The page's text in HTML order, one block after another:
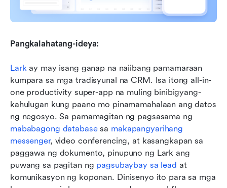
Pangkalahatang-ideya:
Lark ay may isang ganap na naiibang pamamaraan
kumpara sa mga tradisyunal na CRM. Isa itong all-in-
one productivity super-app na muling binibigyang-
kahulugan kung paano mo pinamamahalaan ang datos
mababagong database sa makapangyarihang
messenger, video conferencing, at kasangkapan sa
paggawa ng dokumento, pinupuno ng Lark ang
puwang sa pagitan ng pagsubaybay sa lead at
komunikasyon ng koponan. Dinisenyo ito para sa mga